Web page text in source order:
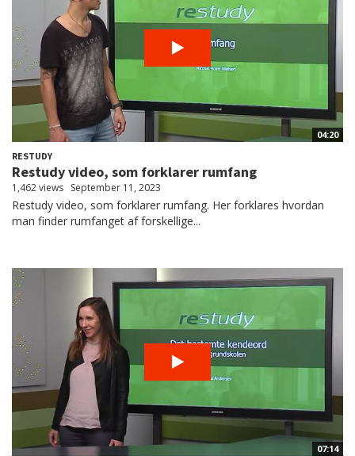
04:20
RESTUDY
Restudy video, som forklarer rumfang
1,462 views September 11, 2023
Restudy video, som forklarer rumfang. Her forklares hvordan
man finder rumfanget af forskellige...
07:14